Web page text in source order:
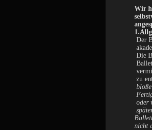
Wir
1.
Der
Die
zu
oder
nicht